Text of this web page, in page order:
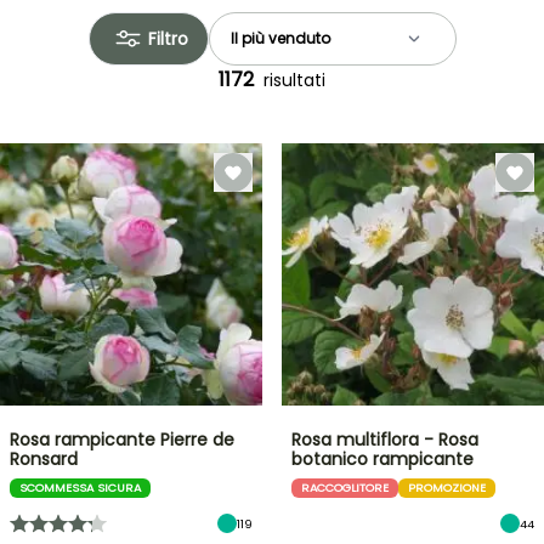
Filtro
1172 risultati
Rosa rampicante Pierre de
Ronsard
SCOMMESSA SICURA
119
Rosa multiflora - Rosa
botanico rampicante
RACCOGLITORE PROMOZIONE
44